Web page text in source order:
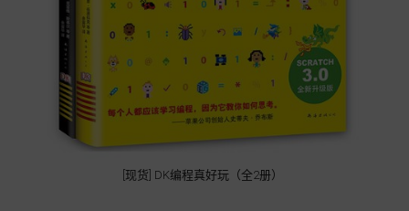
[现货] DK编程真好玩（全2册）